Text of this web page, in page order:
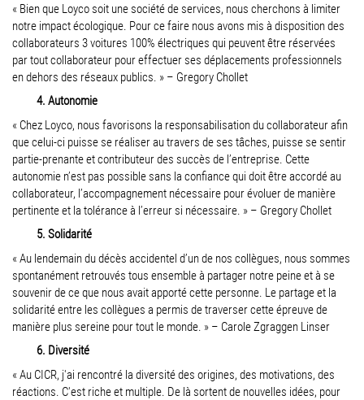
« Bien que Loyco soit une société de services, nous cherchons à limiter
notre impact écologique. Pour ce faire nous avons mis à disposition des
collaborateurs 3 voitures 100% électriques qui peuvent être réservées
par tout collaborateur pour effectuer ses déplacements professionnels
en dehors des réseaux publics. » – Gregory Chollet
4. Autonomie
« Chez Loyco, nous favorisons la responsabilisation du collaborateur afin
que celui-ci puisse se réaliser au travers de ses tâches, puisse se sentir
partie-prenante et contributeur des succès de l’entreprise. Cette
autonomie n’est pas possible sans la confiance qui doit être accordé au
collaborateur, l’accompagnement nécessaire pour évoluer de manière
pertinente et la tolérance à l’erreur si nécessaire. » – Gregory Chollet
5. Solidarité
« Au lendemain du décès accidentel d’un de nos collègues, nous sommes
spontanément retrouvés tous ensemble à partager notre peine et à se
souvenir de ce que nous avait apporté cette personne. Le partage et la
solidarité entre les collègues a permis de traverser cette épreuve de
manière plus sereine pour tout le monde. » – Carole Zgraggen Linser
6. Diversité
« Au CICR, j'ai rencontré la diversité des origines, des motivations, des
réactions. C'est riche et multiple. De là sortent de nouvelles idées, pour